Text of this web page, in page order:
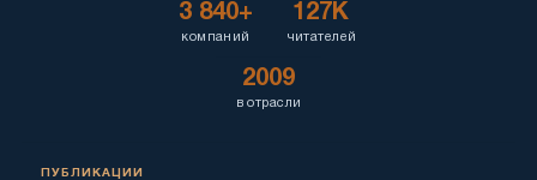
3 840+
компаний
127K
читателей
2009
в отрасли
ПУБЛИКАЦИИ